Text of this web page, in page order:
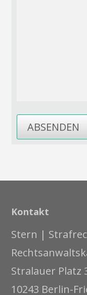
Kontakt
Stern |
Stralauer Platz
10243 Berlin-